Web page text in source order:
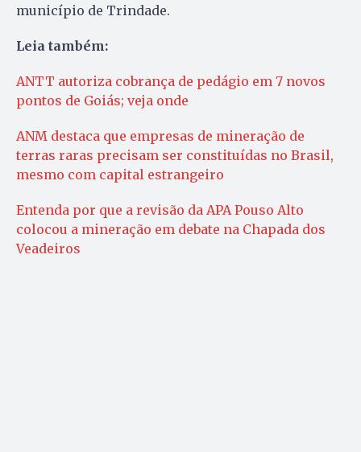
município de Trindade.
Leia também:
ANTT autoriza cobrança de pedágio em 7 novos
pontos de Goiás; veja onde
ANM destaca que empresas de mineração de
terras raras precisam ser constituídas no Brasil,
mesmo com capital estrangeiro
Entenda por que a revisão da APA Pouso Alto
colocou a mineração em debate na Chapada dos
Veadeiros